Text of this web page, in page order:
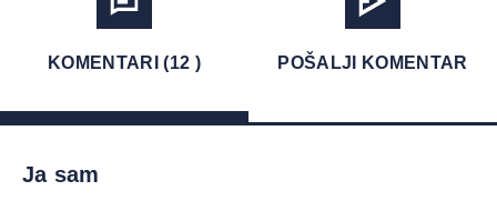
KOMENTARI (12 ) POŠALJI KOMENTAR
Ja sam